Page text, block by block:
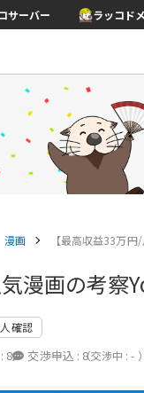
サーバー ラッコド
漫画 【最高収益33万
漫画の考察
確認
8 交渉申込 : 8
（交渉中 : - ）